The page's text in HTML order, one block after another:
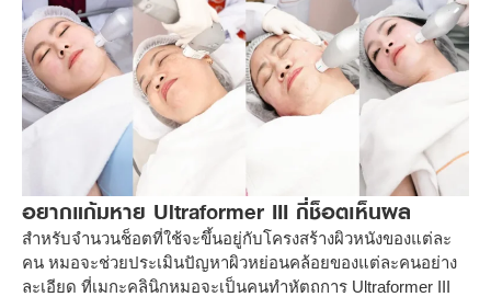
อยากแก้มหาย Ultraformer III กี่ช็อตเห็นผล
สำหรับจำนวนช็อตที่ใช้จะขึ้นอยู่กับโครงสร้างผิวหนังของแต่ละ
คน หมอจะช่วยประเมินปัญหาผิวหย่อนคล้อยของแต่ละคนอย่าง
ละเอียด ที่เมกะคลินิกหมอจะเป็นคนทำหัตถการ Ultraformer III